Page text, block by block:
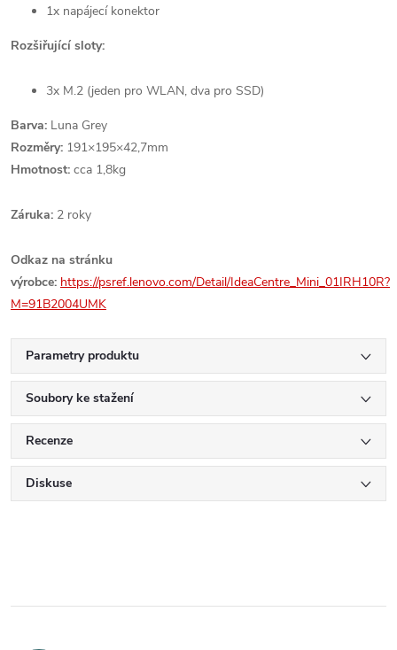
1x napájecí konektor
Rozšiřující sloty:
3x M.2 (jeden pro WLAN, dva pro SSD)
Barva: Luna Grey
Rozměry: 191×195×42,7mm
Hmotnost: cca 1,8kg
Záruka: 2 roky
Odkaz na stránku
výrobce: https://psref.lenovo.com/Detail/IdeaCentre_Mini_01IRH10R?
M=91B2004UMK
Parametry produktu
Soubory ke stažení
Recenze
Diskuse